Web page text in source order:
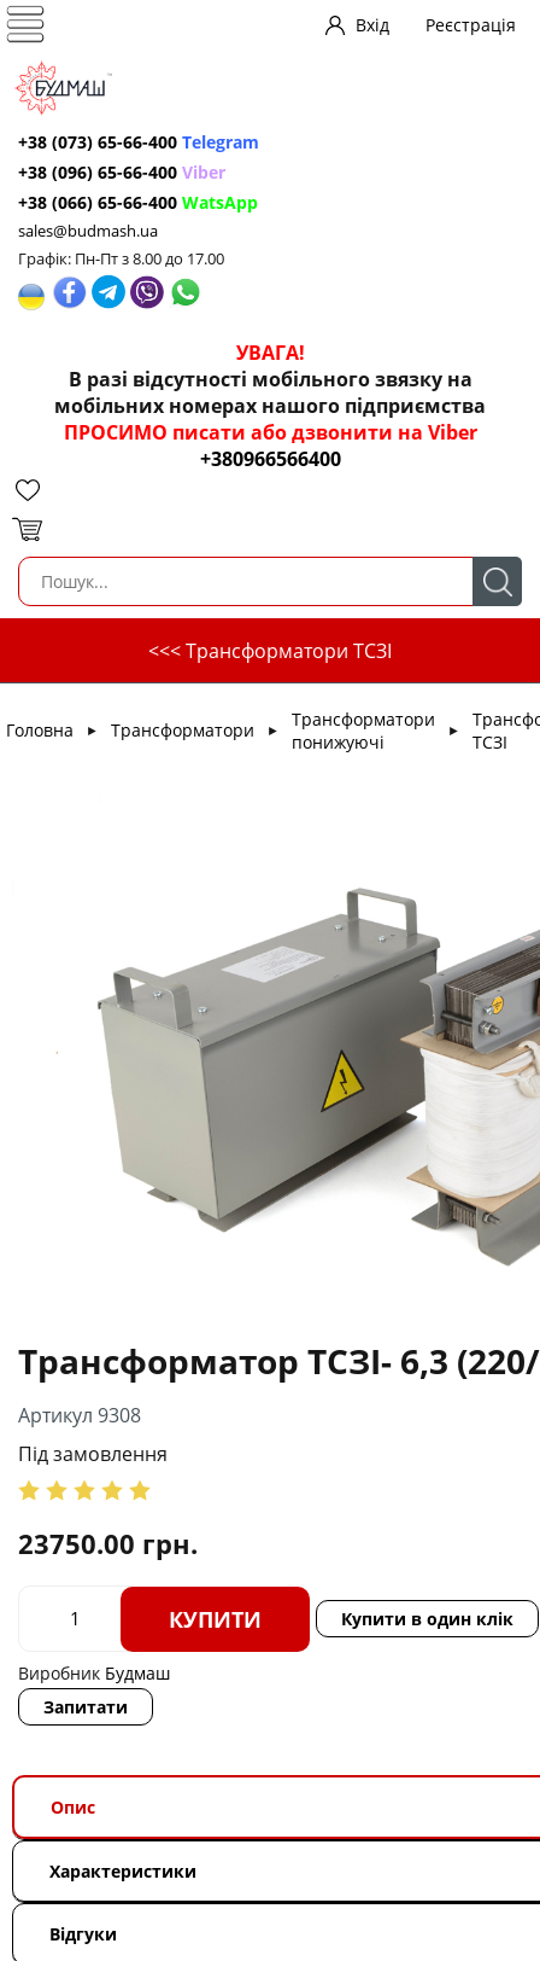
Вхід Реєстрація
+38 (073) 65-66-400 Telegram
+38 (096) 65-66-400 Viber
+38 (066) 65-66-400 WatsApp
sales@budmash.ua
Графік: Пн-Пт з 8.00 до 17.00
УВАГА!
В разі відсутності мобільного звязку на
мобільних номерах нашого підприємства
ПРОСИМО писати або дзвонити на Viber
+380966566400
<<< Трансформатори ТСЗІ
Головна ► Трансформатори ►
Трансформатори
понижуючі
►
ТСЗІ
Трансформатор ТСЗІ- 6,3
Артикул 9308
Під замовлення
23750.00 грн.
КУПИТИ Купити в один клік
Виробник Будмаш
Запитати
Опис
Характеристики
Відгуки